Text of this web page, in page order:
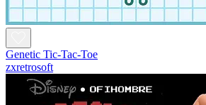
Genetic Tic-Tac-Toe
zxretrosoft